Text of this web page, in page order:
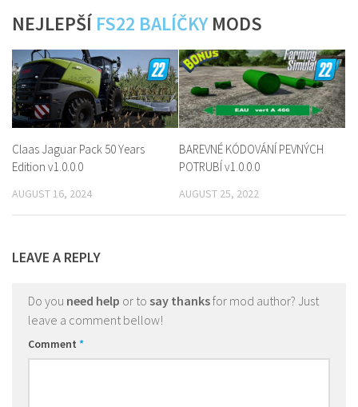
NEJLEPŠÍ FS22 BALÍČKYMODS
Claas Jaguar Pack 50 Years
Edition v1.0.0.0
AUGUST 16, 2024
BAREVNÉ KÓDOVÁNÍ PEVNÝCH
POTRUBÍ v1.0.0.0
AUGUST 25, 2022
LEAVE A REPLY
Do you need help or to say thanksfor mod author? Just
leave a comment bellow!
Comment *